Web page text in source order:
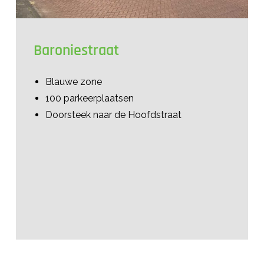
Baroniestraat
Blauwe zone
100 parkeerplaatsen
Doorsteek naar de Hoofdstraat